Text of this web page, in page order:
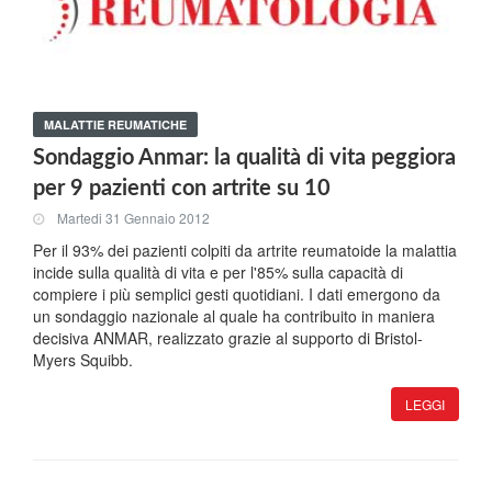
MALATTIE REUMATICHE
Sondaggio Anmar: la qualità di vita peggiora
per 9 pazienti con artrite su 10
Martedi 31 Gennaio 2012
Per il 93% dei pazienti colpiti da artrite reumatoide la malattia
incide sulla qualità di vita e per l'85% sulla capacità di
compiere i più semplici gesti quotidiani. I dati emergono da
un sondaggio nazionale al quale ha contribuito in maniera
decisiva ANMAR, realizzato grazie al supporto di Bristol-
Myers Squibb.
LEGGI